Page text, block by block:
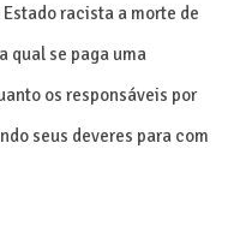
racista a morte de
qual se paga uma
os responsáveis por
seus deveres para com